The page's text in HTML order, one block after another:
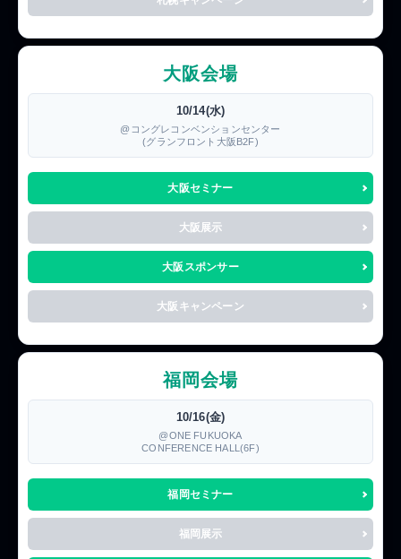
大阪会場
10/14(水)
@コングレコンベンションセンター
(グランフロント大阪B2F)
大阪セミナー
大阪展示
大阪スポンサー
大阪キャンペーン
福岡会場
10/16(金)
@ONE FUKUOKA
CONFERENCE HALL(6F)
福岡セミナー
福岡展示